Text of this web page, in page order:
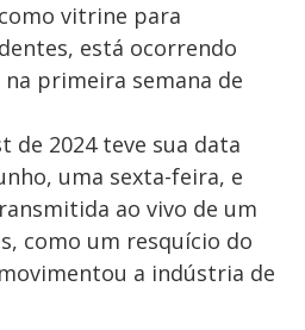
vitrine para
está ocorrendo
primeira semana de
de 2024 teve sua data
uma sexta-feira, e
ao vivo de um
como um resquício do
a indústria de